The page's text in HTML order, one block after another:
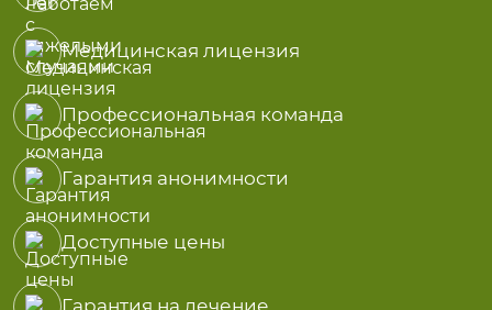
Медицинская лицензия
Профессиональная команда
Гарантия анонимности
Доступные цены